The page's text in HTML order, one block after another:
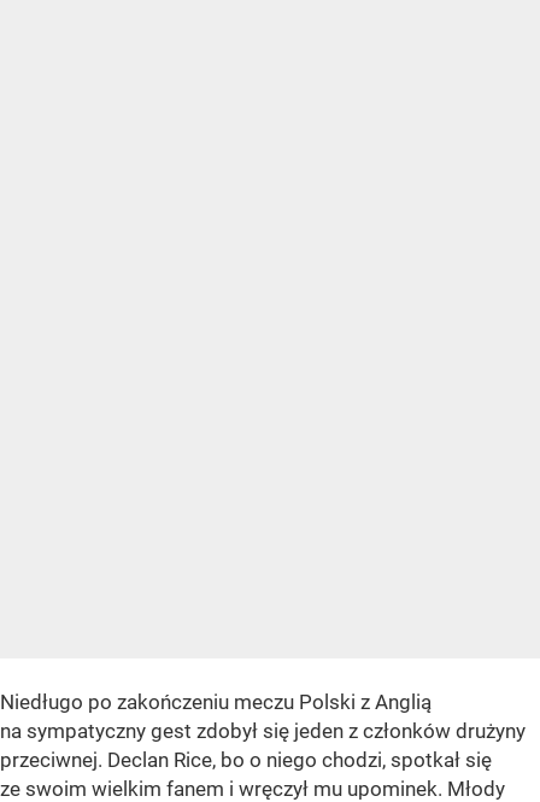
Niedługo po zakończeniu meczu Polski z Anglią
na sympatyczny gest zdobył się jeden z członków drużyny
przeciwnej. Declan Rice, bo o niego chodzi, spotkał się
ze swoim wielkim fanem i wręczył mu upominek. Młody